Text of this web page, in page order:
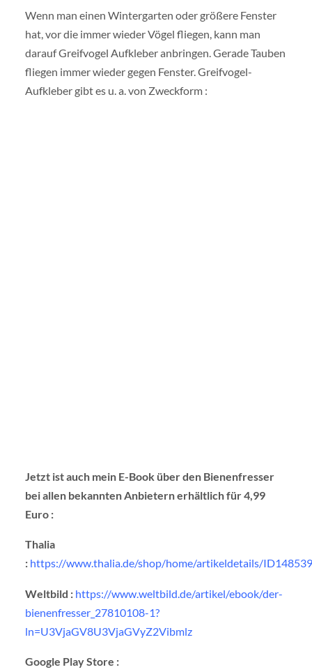
Wenn man einen Wintergarten oder größere Fenster
hat, vor die immer wieder Vögel fliegen, kann man
darauf Greifvogel Aufkleber anbringen. Gerade Tauben
fliegen immer wieder gegen Fenster. Greifvogel-
Aufkleber gibt es u. a. von Zweckform :
Jetzt ist auch mein E-Book über den Bienenfresser
bei allen bekannten Anbietern erhältlich für 4,99
Euro :
Thalia
: https://www.thalia.de/shop/home/artikeldetails/
Weltbild : https://www.weltbild.de/artikel/ebook/der-
bienenfresser_27810108-1?
ln=U3VjaGV8U3VjaGVyZ2Vibmlz
Google Play Store :